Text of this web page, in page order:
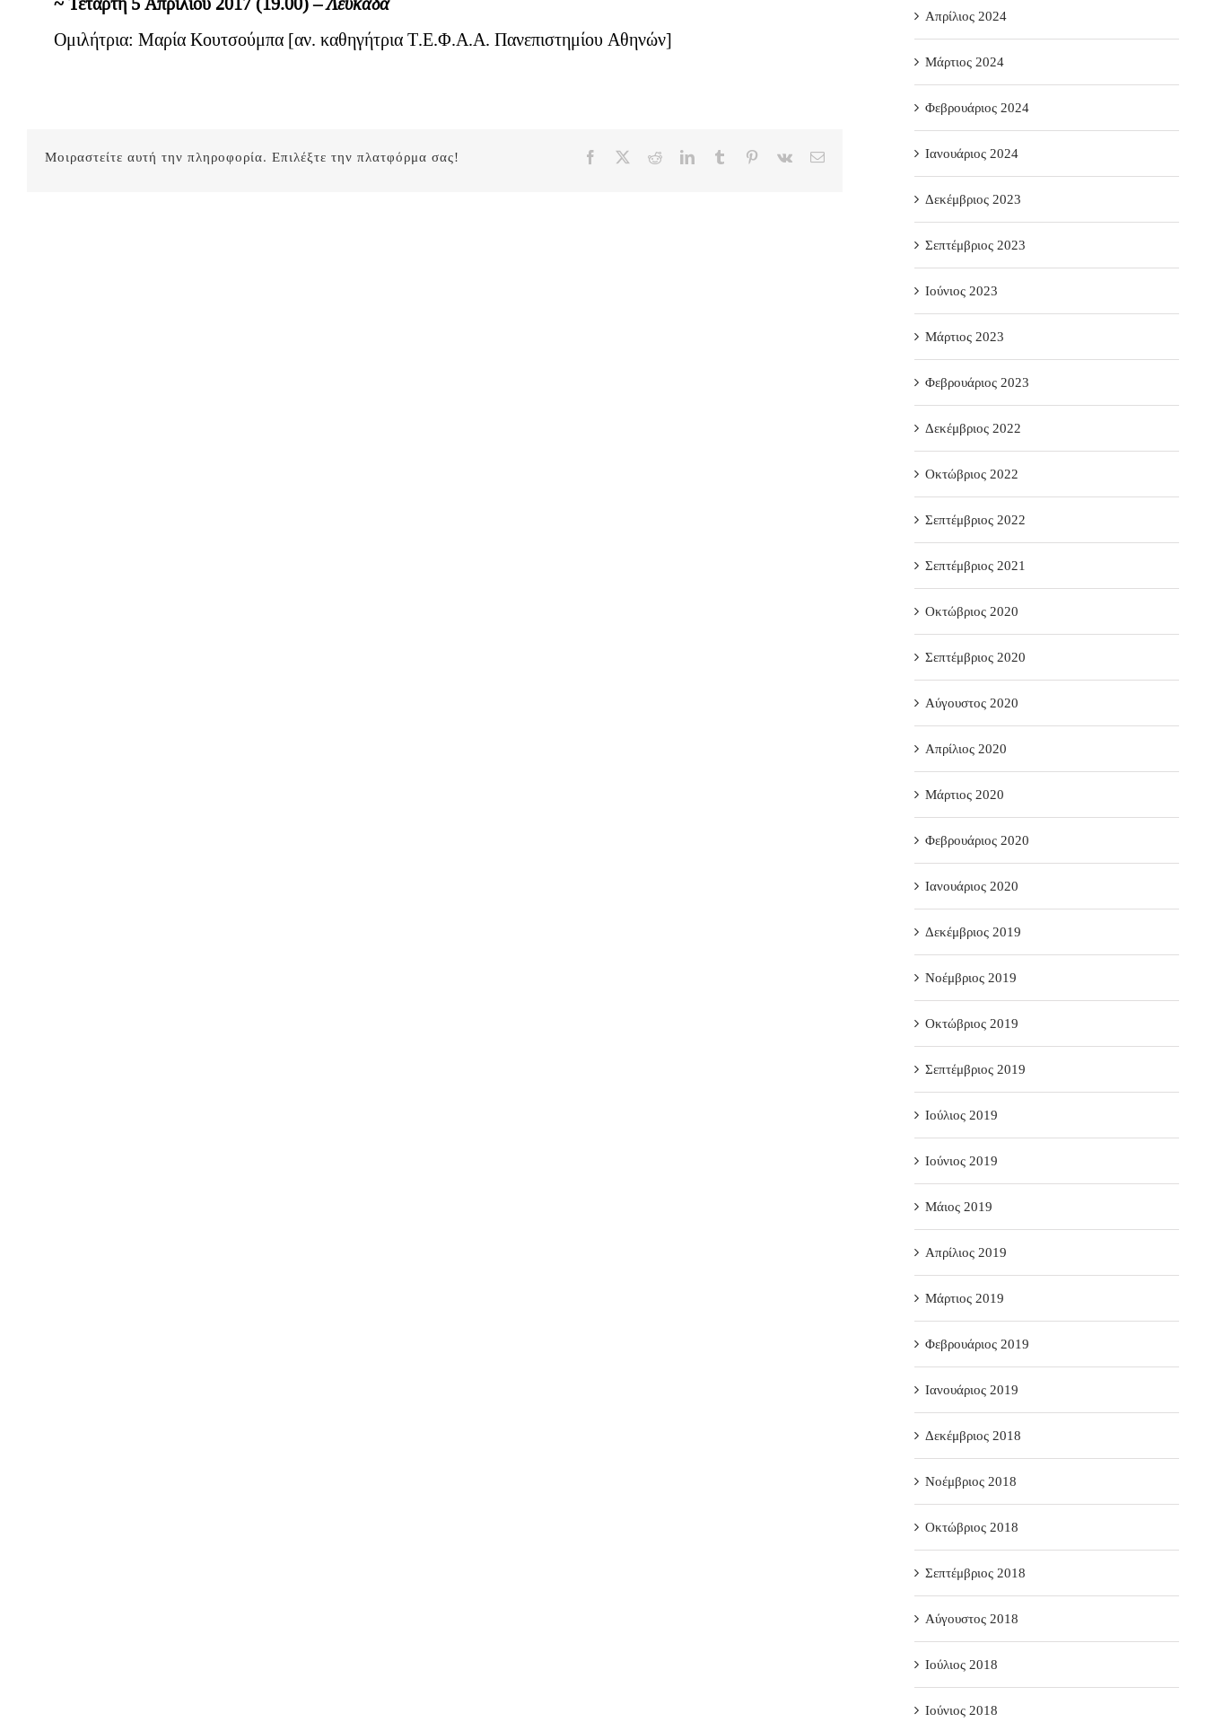
Ομιλήτρια: Μαρία Κουτσούμπα [αν. καθηγήτρια Τ.Ε.Φ.Α.Α. Πανεπιστημίου Αθηνών]
Μοιραστείτε αυτή την πληροφορία. Επιλέξτε την πλατφόρμα σας! Facebook RedditLinkedInTumblr Pinterest
Vk Email
Απρίλιος 2024
Μάρτιος 2024
Φεβρουάριος 2024
Ιανουάριος 2024
Δεκέμβριος 2023
Σεπτέμβριος 2023
Ιούνιος 2023
Μάρτιος 2023
Φεβρουάριος 2023
Δεκέμβριος 2022
Οκτώβριος 2022
Σεπτέμβριος 2022
Σεπτέμβριος 2021
Οκτώβριος 2020
Σεπτέμβριος 2020
Αύγουστος 2020
Απρίλιος 2020
Μάρτιος 2020
Φεβρουάριος 2020
Ιανουάριος 2020
Δεκέμβριος 2019
Νοέμβριος 2019
Οκτώβριος 2019
Σεπτέμβριος 2019
Ιούλιος 2019
Ιούνιος 2019
Μάιος 2019
Απρίλιος 2019
Μάρτιος 2019
Φεβρουάριος 2019
Ιανουάριος 2019
Δεκέμβριος 2018
Νοέμβριος 2018
Οκτώβριος 2018
Σεπτέμβριος 2018
Αύγουστος 2018
Ιούλιος 2018
Ιούνιος 2018